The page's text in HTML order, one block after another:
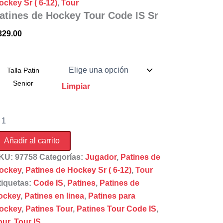
Sr ( 6-12), Tour
de Hockey Tour Code IS Sr
Talla Patin
Senior
Limpiar
Añadir al carrito
97758 Categorías: Jugador, Patines de
, Patines de Hockey Sr ( 6-12), Tour
Code IS, Patines, Patines de
, Patines en linea, Patines para
, Patines Tour, Patines Tour Code IS,